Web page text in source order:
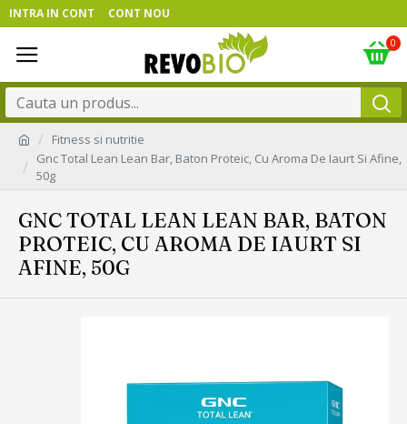
INTRA IN CONT CONT NOU
0
Fitness si nutritie
Gnc Total Lean Lean Bar, Baton Proteic, Cu Aroma De Iaurt Si Afine,
50g
GNC TOTAL LEAN LEAN BAR, BATON
PROTEIC, CU AROMA DE IAURT SI
AFINE, 50G